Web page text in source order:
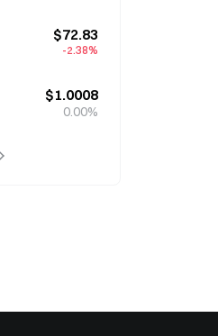
$72.83
-2.38%
$1.0008
0.00%